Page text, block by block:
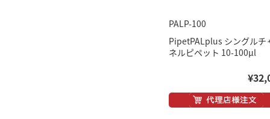
PALP-100
PipetPALplus シングルチ
ネルピペット 10-100μl